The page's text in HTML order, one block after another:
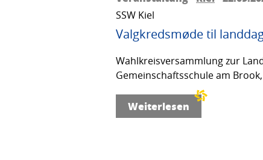
SSW Kiel
Valgkredsmøde til
Wahlkreisversammlung zur
Gemeinschaftsschule am
Weiterlesen